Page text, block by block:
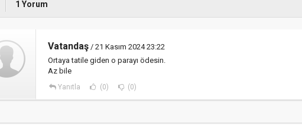
1 Yorum
Vatandaş / 21 Kasım 2024 23:22
Ortaya tatile giden o parayı ödesin.
Az bile
Yanıtla (0) (0)